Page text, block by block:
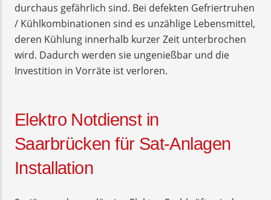
durchaus gefährlich sind. Bei defekten Gefriertruhen
/ Kühlkombinationen sind es unzählige Lebensmittel,
deren Kühlung innerhalb kurzer Zeit unterbrochen
wird. Dadurch werden sie ungenießbar und die
Investition in Vorräte ist verloren.
Elektro Notdienst in
Saarbrücken für Sat-Anlagen
Installation